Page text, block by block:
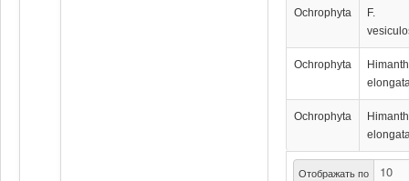
Отображать по
Ochrophyta
F.
Ochrophyta
Ochrophyta